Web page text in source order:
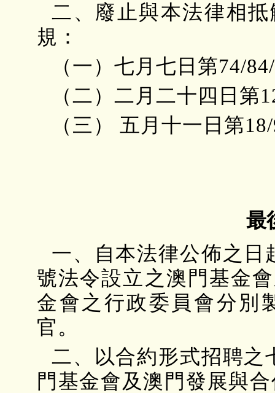
二、廢止與本法律相
規：
（一）七月七日第74/
（二）二月二十四日第
（三） 五月十一日第
最
一、自本法律公佈之日
號法令設立之澳門基金
金會之行政委員會分別
官。
二、以合約形式招聘之
門基金會及澳門發展與